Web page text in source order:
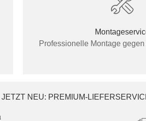
Professionelle Montage
JETZT NEU: PREMIUM-